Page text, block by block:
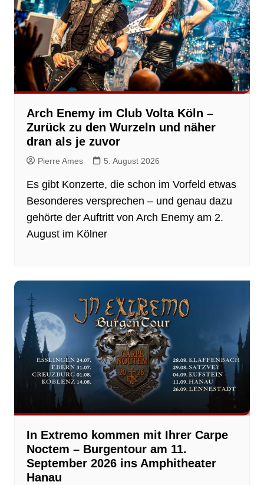
Arch Enemy im Club Volta Köln –
Zurück zu den Wurzeln und näher
dran als je zuvor
Pierre Ames 5. August 2026
Es gibt Konzerte, die schon im Vorfeld etwas
Besonderes versprechen – und genau dazu
gehörte der Auftritt von Arch Enemy am 2.
August im Kölner
In Extremo kommen mit Ihrer Carpe
Noctem – Burgentour am 11.
September 2026 ins Amphitheater
Hanau